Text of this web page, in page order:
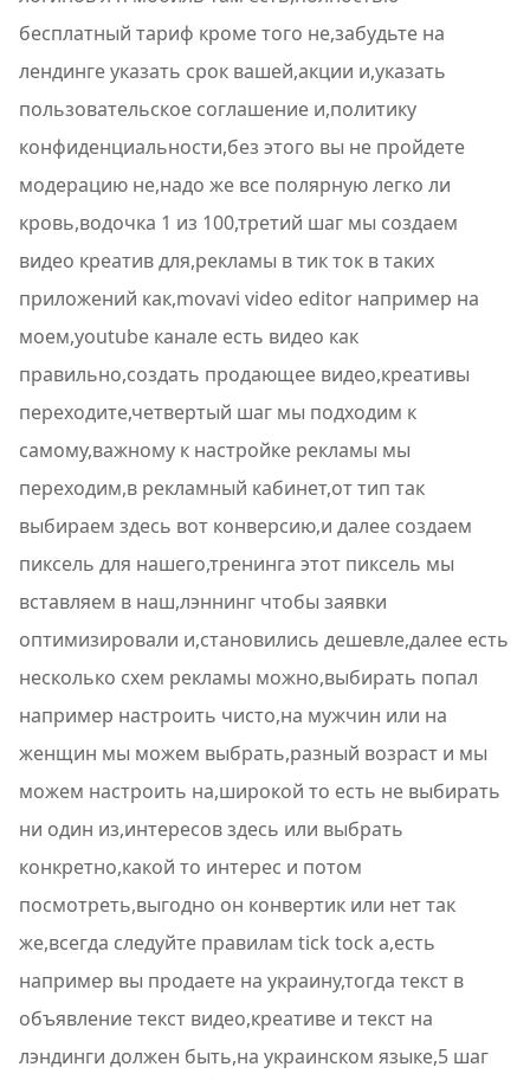
бесплатный тариф кроме того не,забудьте на
лендинге указать срок вашей,акции и,указать
пользовательское соглашение и,политику
конфиденциальности,без этого вы не пройдете
модерацию не,надо же все полярную легко ли
кровь,водочка 1 из 100,третий шаг мы создаем
видео креатив для,рекламы в тик ток в таких
приложений как,movavi video editor например на
моем,youtube канале есть видео как
правильно,создать продающее видео,креативы
переходите,четвертый шаг мы подходим к
самому,важному к настройке рекламы мы
переходим,в рекламный кабинет,от тип так
выбираем здесь вот конверсию,и далее создаем
пиксель для нашего,тренинга этот пиксель мы
вставляем в наш,лэннинг чтобы заявки
оптимизировали и,становились дешевле,далее есть
несколько схем рекламы можно,выбирать попал
например настроить чисто,на мужчин или на
женщин мы можем выбрать,разный возраст и мы
можем настроить на,широкой то есть не выбирать
ни один из,интересов здесь или выбрать
конкретно,какой то интерес и потом
посмотреть,выгодно он конвертик или нет так
же,всегда следуйте правилам tick tock а,есть
например вы продаете на украину,тогда текст в
объявление текст видео,креативе и текст на
лэндинги должен быть,на украинском языке,5 шаг